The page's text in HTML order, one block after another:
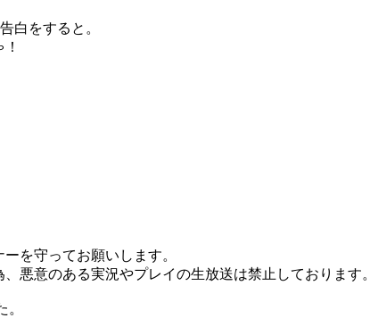
白をすると。
を守ってお願いします。
悪意のある実況やプレイの生放送は禁止しております。